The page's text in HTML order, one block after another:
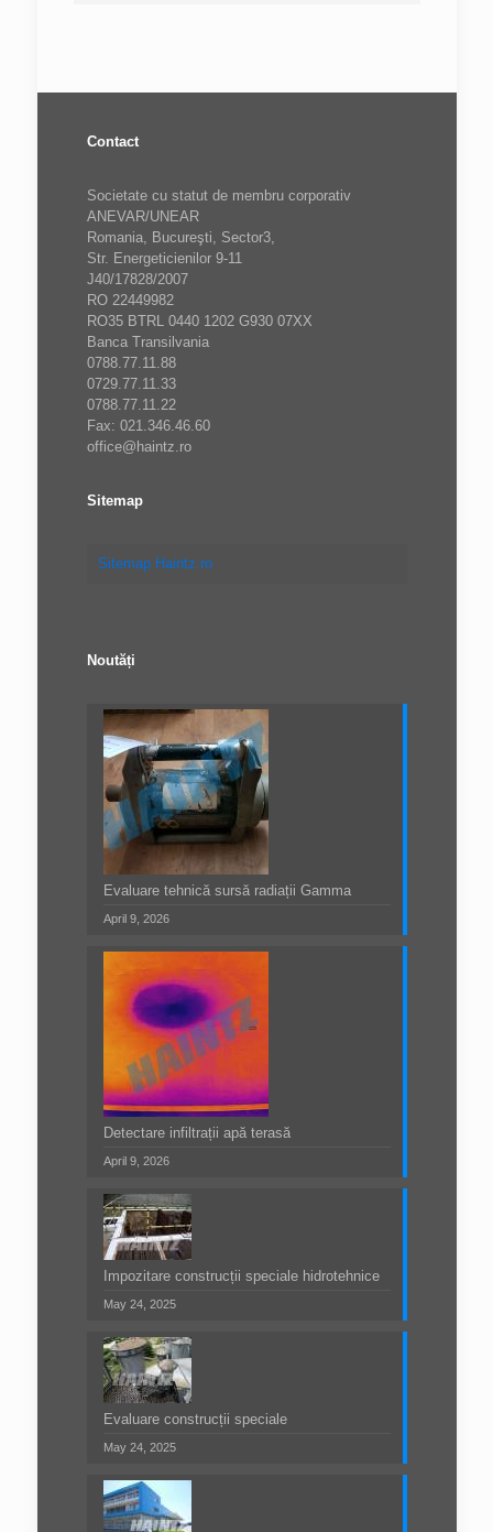
Contact
Societate cu statut de membru corporativ
ANEVAR/UNEAR
Romania, Bucureşti, Sector3,
Str. Energeticienilor 9-11
J40/17828/2007
RO 22449982
RO35 BTRL 0440 1202 G930 07XX
Banca Transilvania
0788.77.11.88
0729.77.11.33
0788.77.11.22
Fax: 021.346.46.60
office@haintz.ro
Sitemap
Sitemap Haintz.ro
Noutăți
Evaluare tehnică sursă radiații Gamma
April 9, 2026
Detectare infiltrații apă terasă
April 9, 2026
Impozitare construcții speciale hidrotehnice
May 24, 2025
Evaluare construcții speciale
May 24, 2025